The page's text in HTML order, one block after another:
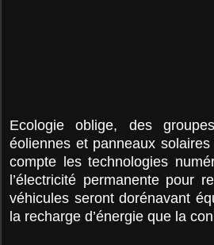
Ecologie oblige, des
éoliennes et panneaux
compte les technologies
l’électricité permanente pour
véhicules seront dorénavant
la recharge d’énergie que la